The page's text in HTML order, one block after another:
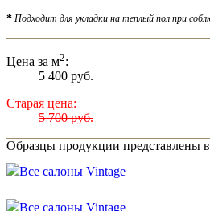
* Подходит для укладки на теплый пол при
Цена за м2:
5 400 руб.
Старая цена:
5 700 руб.
Образцы продукции представлены
Все салоны Vintage
Все салоны Vintage